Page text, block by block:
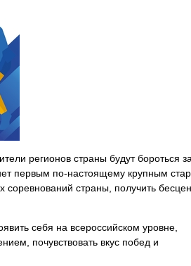
регионов страны будут бороться за
первым по-настоящему крупным
соревнований страны, получить
себя на всероссийском уровне,
почувствовать вкус побед и